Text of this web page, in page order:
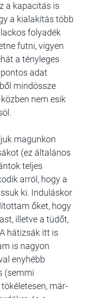
a kapacitás is
a kialakítás több
folyadék
futni, vigyen
a tényleges
adat
mindössze
nem esik
magunkon
(ez általános
teljes
arról, hogy a
ki. Induláskor
őket, hogy
illetve a tüdőt,
hátizsák itt is
is nagyon
enyhébb
(semmi
már-